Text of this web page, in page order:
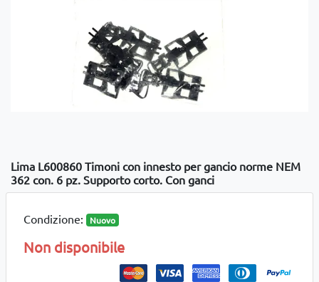
Lima L600860 Timoni con innesto per gancio norme NEM
362 con. 6 pz. Supporto corto. Con ganci
Condizione: Nuovo
Non disponibile